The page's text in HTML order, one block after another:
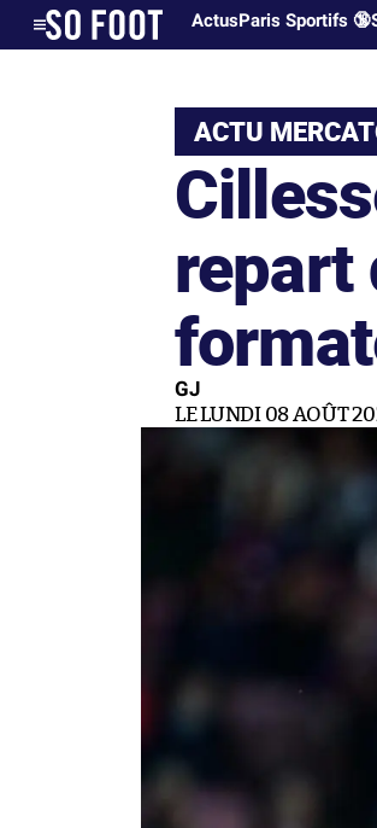
ActusParis Sportifs 🔞
ACTU
repart
GJ
LE LUNDI 08 AOÛT